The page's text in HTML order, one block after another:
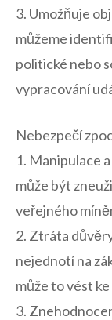
3. Umožňuje
můžeme‌
politické nebo
vypracování
Nebezpečí
1. Manipulace
může být
veřejného
2. Ztráta
nejednotí‍ na
může⁢ to vést
3.⁤